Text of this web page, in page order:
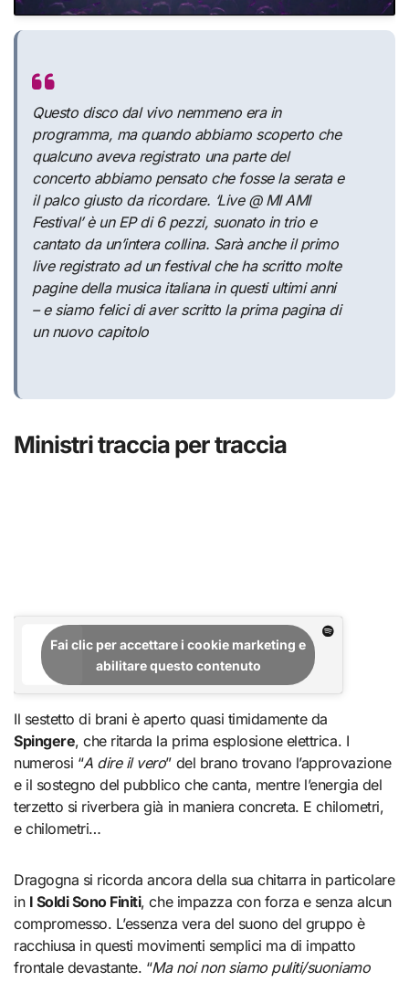
Questo disco dal vivo nemmeno era in
programma, ma quando abbiamo scoperto che
qualcuno aveva registrato una parte del
concerto abbiamo pensato che fosse la serata e
il palco giusto da ricordare. ‘Live @ MI AMI
Festival’ è un EP di 6 pezzi, suonato in trio e
cantato da un’intera collina. Sarà anche il primo
live registrato ad un festival che ha scritto molte
pagine della musica italiana in questi ultimi anni
– e siamo felici di aver scritto la prima pagina di
un nuovo capitolo
Ministri traccia per traccia
Fai clic per accettare i cookie marketing e
abilitare questo contenuto
Il sestetto di brani è aperto quasi timidamente da
Spingere, che ritarda la prima esplosione elettrica. I
numerosi “A dire il vero” del brano trovano l’approvazione
e il sostegno del pubblico che canta, mentre l’energia del
terzetto si riverbera già in maniera concreta. E chilometri,
e chilometri…
Dragogna si ricorda ancora della sua chitarra in particolare
in I Soldi Sono Finiti, che impazza con forza e senza alcun
compromesso. L’essenza vera del suono del gruppo è
racchiusa in questi movimenti semplici ma di impatto
frontale devastante. “Ma noi non siamo puliti/suoniamo